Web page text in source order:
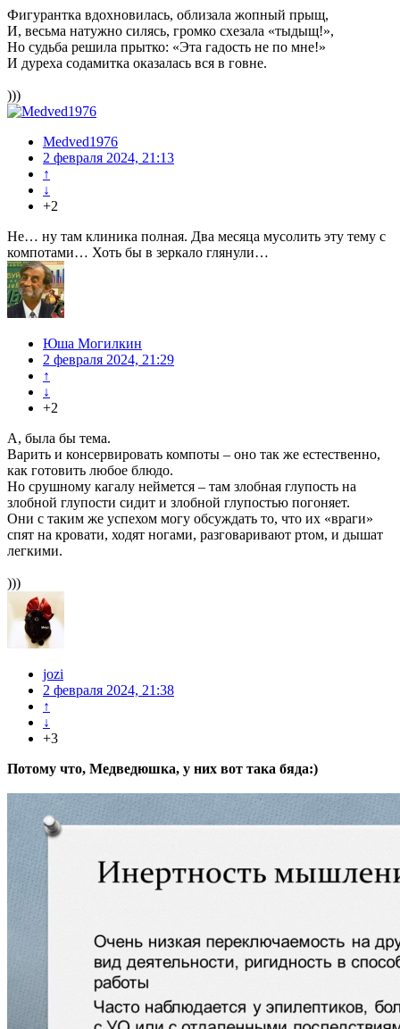
Фигурантка вдохновилась, облизала жопный прыщ,
И, весьма натужно силясь, громко схезала «тыдыщ!»,
Но судьба решила прытко: «Эта гадость не по мне!»
И дуреха содамитка оказалась вся в говне.
)))
Medved1976
2 февраля 2024, 21:13
↑
↓
+2
Не… ну там клиника полная. Два месяца мусолить эту тему с
компотами… Хоть бы в зеркало глянули…
Юша Могилкин
2 февраля 2024, 21:29
↑
↓
+2
А, была бы тема.
Варить и консервировать компоты – оно так же естественно,
как готовить любое блюдо.
Но срушному кагалу неймется – там злобная глупость на
злобной глупости сидит и злобной глупостью погоняет.
Они с таким же успехом могу обсуждать то, что их «враги»
спят на кровати, ходят ногами, разговаривают ртом, и дышат
легкими.
)))
jozi
2 февраля 2024, 21:38
↑
↓
+3
Потому что, Медведюшка, у них вот така бяда:)